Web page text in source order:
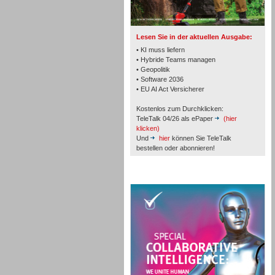
Lesen Sie in der aktuellen Ausgabe:
• KI muss liefern
• Hybride Teams managen
• Geopolitik
• Software 2036
• EU AI Act Versicherer
Kostenlos zum Durchklicken:
TeleTalk 04/26 als ePaper
(hier
klicken)
Und
hier können Sie TeleTalk
bestellen oder abonnieren!
Workforce-Management
Personal